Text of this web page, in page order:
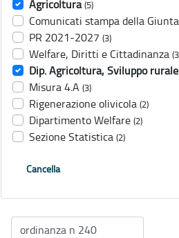
Agricoltura (5)
Comunicati stampa della Giunta
PR 2021-2027 (3)
Welfare, Diritti e Cittadinanza
Dip. Agricoltura, Sviluppo
Misura 4.A (3)
Rigenerazione olivicola (2)
Dipartimento Welfare (2)
Sezione Statistica (2)
Cancella